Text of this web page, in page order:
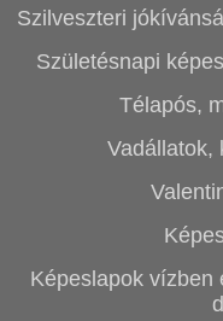
Szilveszteri
Születésnapi
Télapós,
Vadállatok,
Képeslapok vízben